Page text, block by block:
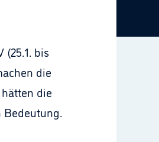
bis
die
die
Bedeutung.